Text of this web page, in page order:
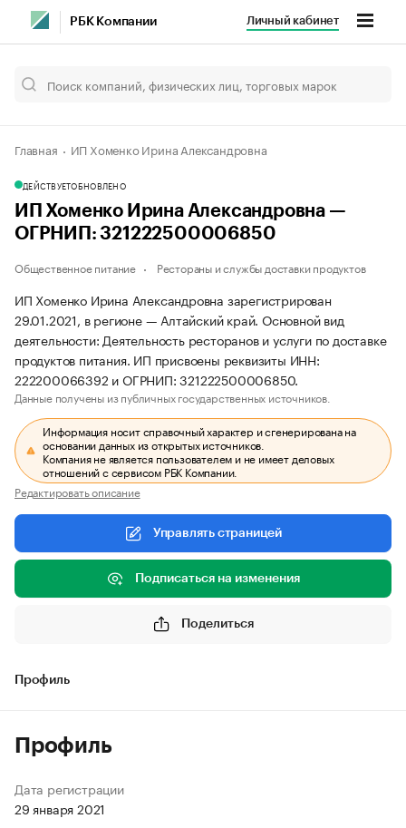
РБК Компании Личный кабинет
Главная ИП Хоменко Ирина Александровна
ДЕЙСТВУЕТОБНОВЛЕНО
ИП Хоменко Ирина Александровна —
ОГРНИП: 321222500006850
Общественное питание Рестораны и службы доставки продуктов
ИП Хоменко Ирина Александровна зарегистрирован
29.01.2021, в регионе — Алтайский край. Основной вид
деятельности: Деятельность ресторанов и услуги по доставке
продуктов питания. ИП присвоены реквизиты ИНН:
222200066392 и ОГРНИП: 321222500006850.
Данные получены из публичных государственных источников.
Информация носит справочный характер и сгенерирована на
основании данных из открытых источников.
Компания не является пользователем и не имеет деловых
отношений с сервисом РБК Компании.
Редактировать описание
Управлять страницей
Подписаться на изменения
Поделиться
Профиль
Профиль
Дата регистрации
29 января 2021